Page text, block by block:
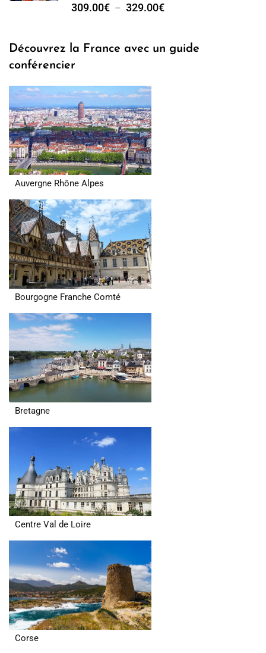
309.00€ – 329.00€
Découvrez la France avec un guide
conférencier
Auvergne Rhône Alpes
Bourgogne Franche Comté
Bretagne
Centre Val de Loire
Corse